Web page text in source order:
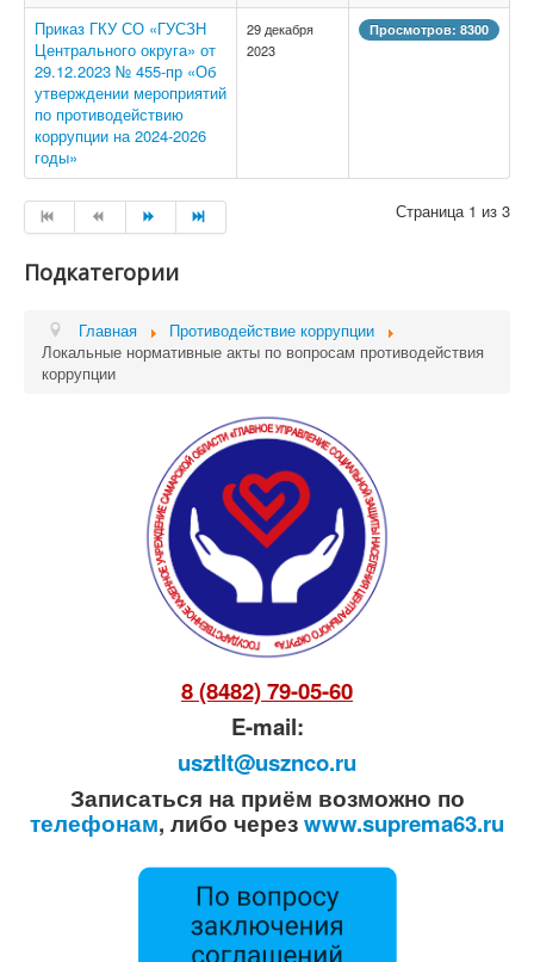
Приказ ГКУ СО «ГУСЗН
Центрального округа» от
29.12.2023 № 455-пр «Об
утверждении мероприятий
по противодействию
коррупции на 2024-2026
годы»
29 декабря
2023
Просмотров: 8300
Страница 1 из 3
Подкатегории
Главная
Противодействие коррупции
Локальные нормативные акты по вопросам противодействия
коррупции
8 (8482) 79-05-60
E-mail:
usztlt@usznco.ru
Записаться на приём возможно по
телефонам, либо черезwww.suprema63.ru